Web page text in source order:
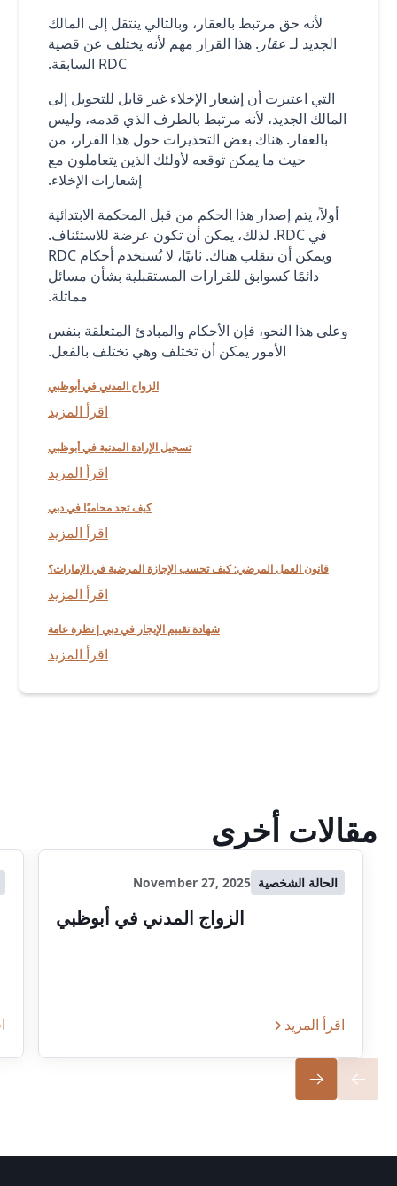
لأنه حق مرتبط بالعقار، وبالتالي ينتقل إلى المالك
الجديد لـعقار . هذا القرار مهم لأنه يختلف عن قضية
RDC السابقة.
التي اعتبرت أن إشعار الإخلاء غير قابل للتحويل إلى
المالك الجديد، لأنه مرتبط بالطرف الذي قدمه، وليس
بالعقار. هناك بعض التحذيرات حول هذا القرار، من
حيث ما يمكن توقعه لأولئك الذين يتعاملون مع
إشعارات الإخلاء.
أولاً، يتم إصدار هذا الحكم من قبل المحكمة الابتدائية
في RDC. لذلك، يمكن أن تكون عرضة للاستئناف.
ويمكن أن تنقلب هناك. ثانيًا، لا تُستخدم أحكام RDC
دائمًا كسوابق للقرارات المستقبلية بشأن مسائل
مماثلة.
وعلى هذا النحو، فإن الأحكام والمبادئ المتعلقة بنفس
الأمور يمكن أن تختلف وهي تختلف بالفعل.
الزواج المدني في أبوظبي
اقرأ المزيد
تسجيل الإرادة المدنية في أبوظبي
اقرأ المزيد
كيف تجد محاميًا في دبي
اقرأ المزيد
قانون العمل المرضي: كيف تحسب الإجازة المرضية في الإمارات؟
اقرأ المزيد
شهادة تقييم الإيجار في دبي | نظرة عامة
اقرأ المزيد
مقالات أخرى
الحالة الشخصية November 27, 2025
الزواج المدني في أبوظبي
اقرأ المزيد